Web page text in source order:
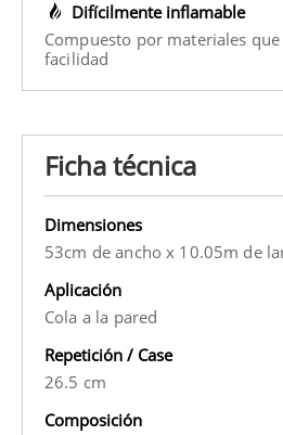
Difícilmente inflamable
Compuesto por materiales
facilidad
Ficha técnica
Dimensiones
53cm de ancho x 10.05m de
Aplicación
Cola a la pared
Repetición / Case
26.5 cm
Composición